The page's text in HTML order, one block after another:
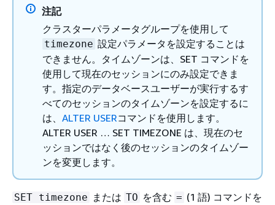
注記
クラスターパラメータグループを使用して
timezone 設定パラメータを設定することは
できません。タイムゾーンは、SET コマンドを
使用して現在のセッションにのみ設定できま
す。指定のデータベースユーザーが実行するす
べてのセッションのタイムゾーンを設定するに
は、 ALTER USERコマンドを使用します。
ALTER USER … SET TIMEZONE は、現在のセ
ッションではなく後のセッションのタイムゾー
ンを変更します。
SET timezone または TO を含む = (1 語) コマンドを